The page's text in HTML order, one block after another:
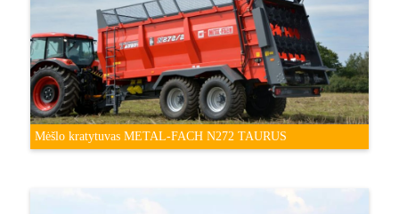
Mėšlo kratytuvas METAL-FACH N272 TAURUS